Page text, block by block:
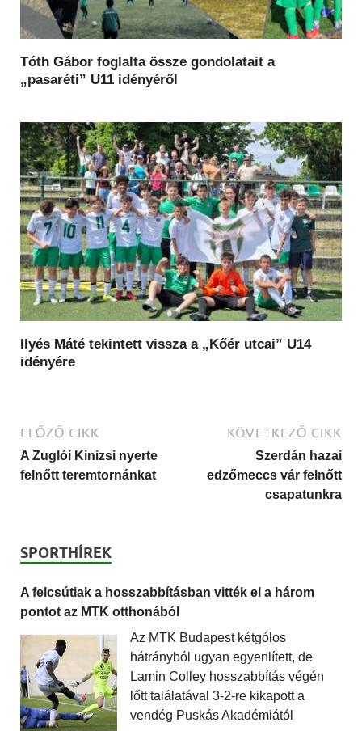
Tóth Gábor foglalta össze gondolatait a
„pasaréti” U11 idényéről
Ilyés Máté tekintett vissza a „Kőér utcai” U14
idényére
ELŐZŐ CIKK
A Zuglói Kinizsi nyerte
felnőtt teremtornánkat
KÖVETKEZŐ CIKK
Szerdán hazai
edzőmeccs vár felnőtt
csapatunkra
SPORTHÍREK
A felcsútiak a hosszabbításban vitték el a három
pontot az MTK otthonából
Az MTK Budapest kétgólos
hátrányból ugyan egyenlített, de
Lamin Colley hosszabbítás végén
lőtt találatával 3-2-re kikapott a
vendég Puskás Akadémiától